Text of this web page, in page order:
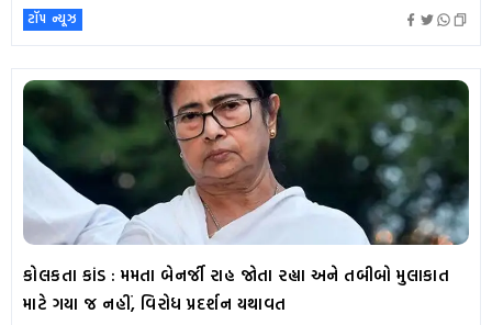
ટૉપ ન્યૂઝ
કોલકતા કાંડ : મમતા બેનર્જી રાહ જોતા રહ્યા અને તબીબો મુલાકાત
માટે ગયા જ નહીં, વિરોધ પ્રદર્શન યથાવત